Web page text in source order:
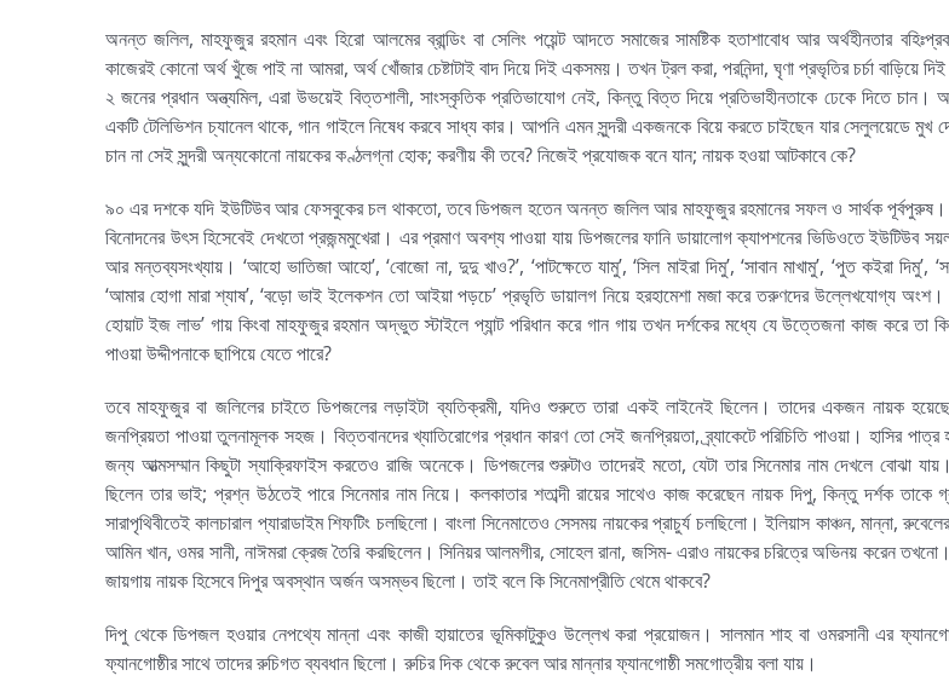
অনন্ত জলিল, মাহফুজুর রহমান এবং হিরো আলমের ব্রান্ডিং বা সেলিং পয়েন্ট আদতে সমাজের সামষ্টিক হতাশাবোধ আর অর্থহীনতার
কাজেরই কোনো অর্থ খুঁজে পাই না আমরা, অর্থ খোঁজার চেষ্টাটাই বাদ দিয়ে দিই একসময়। তখন ট্রল করা, পরনিন্দা, ঘৃণা প্রভৃতির চর্চা বাড়িয়ে
২ জনের প্রধান অন্ত্যমিল, এরা উভয়েই বিত্তশালী, সাংস্কৃতিক প্রতিভাযোগ নেই, কিন্তু বিত্ত দিয়ে প্রতিভাহীনতাকে ঢেকে দিতে
একটি টেলিভিশন চ্যানেল থাকে, গান গাইলে নিষেধ করবে সাধ্য কার। আপনি এমন সুন্দরী একজনকে বিয়ে করতে চাইছেন যার সেলুলয়েডে মুখ
চান না সেই সুন্দরী অন্যকোনো নায়কের কণ্ঠলগ্না হোক; করণীয় কী তবে? নিজেই প্রযোজক বনে যান; নায়ক হওয়া আটকাবে কে?
৯০ এর দশকে যদি ইউটিউব আর ফেসবুকের চল থাকতো, তবে ডিপজল হতেন অনন্ত জলিল আর মাহফুজুর রহমানের সফল ও সার্থক পূর্বপুরুষ।
বিনোদনের উৎস হিসেবেই দেখতো প্রজন্মমুখেরা। এর প্রমাণ অবশ্য পাওয়া যায় ডিপজলের ফানি ডায়ালোগ ক্যাপশনের ভিডিওতে ইউটিউব
আর মন্তব্যসংখ্যায়। ‘আহো ভাতিজা আহো’, ‘বোজো না, দুদু খাও?’, ‘পাটক্ষেতে যামু’, ‘সিল মাইরা দিমু’, ‘সাবান মাখামু’, ‘পুত কইরা দিমু’,
‘আমার হোগা মারা শ্যাষ’, ‘বড়ো ভাই ইলেকশন তো আইয়া পড়চে’ প্রভৃতি ডায়ালগ নিয়ে হরহামেশা মজা করে তরুণদের উল্লেখযোগ্য
হোয়াট ইজ লাভ’ গায় কিংবা মাহফুজুর রহমান অদ্ভুত স্টাইলে প্যান্ট পরিধান করে গান গায় তখন দর্শকের মধ্যে যে উত্তেজনা কাজ করে
পাওয়া উদ্দীপনাকে ছাপিয়ে যেতে পারে?
তবে মাহফুজুর বা জলিলের চাইতে ডিপজলের লড়াইটা ব্যতিক্রমী, যদিও শুরুতে তারা একই লাইনেই ছিলেন। তাদের একজন নায়ক
জনপ্রিয়তা পাওয়া তুলনামূলক সহজ। বিত্তবানদের খ্যাতিরোগের প্রধান কারণ তো সেই জনপ্রিয়তা, ব্র্যাকেটে পরিচিতি পাওয়া। হাসির পাত্র
জন্য আত্মসম্মান কিছুটা স্যাক্রিফাইস করতেও রাজি অনেকে। ডিপজলের শুরুটাও তাদেরই মতো, যেটা তার সিনেমার নাম দেখলে বোঝা
ছিলেন তার ভাই; প্রশ্ন উঠতেই পারে সিনেমার নাম নিয়ে। কলকাতার শতাব্দী রায়ের সাথেও কাজ করেছেন নায়ক দিপু, কিন্তু দর্শক
সারাপৃথিবীতেই কালচারাল প্যারাডাইম শিফটিং চলছিলো। বাংলা সিনেমাতেও সেসময় নায়কের প্রাচুর্য চলছিলো। ইলিয়াস কাঞ্চন, মান্না,
আমিন খান, ওমর সানী, নাঈমরা ক্রেজ তৈরি করছিলেন। সিনিয়র আলমগীর, সোহেল রানা, জসিম- এরাও নায়কের চরিত্রে অভিনয় করেন তখনো।
জায়গায় নায়ক হিসেবে দিপুর অবস্থান অর্জন অসম্ভব ছিলো। তাই বলে কি সিনেমাপ্রীতি থেমে থাকবে?
দিপু থেকে ডিপজল হওয়ার নেপথ্যে মান্না এবং কাজী হায়াতের ভূমিকাটুকুও উল্লেখ করা প্রয়োজন। সালমান শাহ বা ওমরসানী এর
ফ্যানগোষ্ঠীর সাথে তাদের রুচিগত ব্যবধান ছিলো। রুচির দিক থেকে রুবেল আর মান্নার ফ্যানগোষ্ঠী সমগোত্রীয় বলা যায়।